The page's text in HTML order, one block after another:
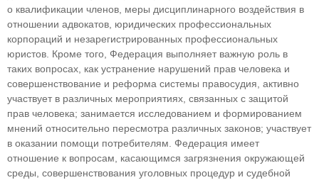
о квалифика­ции членов, меры дисциплинарного воздействия в
отношении адвокатов, юридических професси­ональных
корпораций и незарегистрированных профессиональных
юристов. Кроме того, Федера­ция выполняет важную роль в
таких вопросах, как устранение нарушений прав человека и
совер­шенствование и реформа системы правосудия, активно
участвует в различных мероприятиях, связанных с защитой
прав человека; занимается исследованием и формированием
мнений отно­сительно пересмотра различных законов; участву­ет
в оказании помощи потребителям. Федерация имеет
отношение к вопросам, касающимся за­грязнения окружающей
среды, совершенствова­ния уголовных процедур и судебной